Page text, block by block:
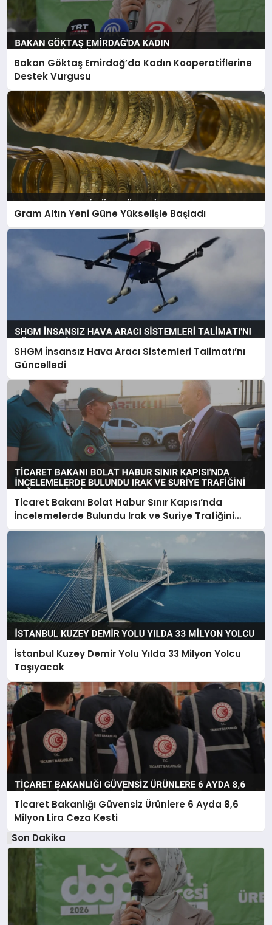
Bakan Göktaş Emirdağ’da Kadın Kooperatiflerine
Destek Vurgusu
Gram Altın Yeni Güne Yükselişle Başladı
SHGM İnsansız Hava Aracı Sistemleri Talimatı’nı
Güncelledi
Ticaret Bakanı Bolat Habur Sınır Kapısı’nda
İncelemelerde Bulundu Irak ve Suriye Trafiğini
Değerlendirdi
İstanbul Kuzey Demir Yolu Yılda 33 Milyon Yolcu
Taşıyacak
Ticaret Bakanlığı Güvensiz Ürünlere 6 Ayda 8,6
Milyon Lira Ceza Kesti
Son Dakika